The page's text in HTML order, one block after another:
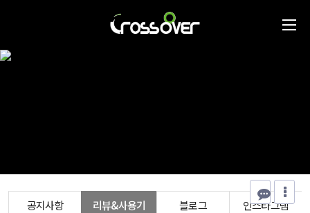
공지사항 리뷰&사용기 블로그 인스타그램